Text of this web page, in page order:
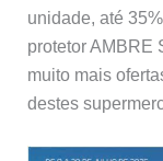
unidade, até
protetor AMBRE
muito mais
destes